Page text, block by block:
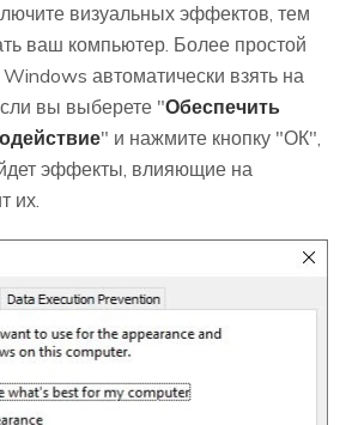
визуальных эффектов, тем
ваш компьютер. Более простой
автоматически взять на
вы выберете "Обеспечить
" и нажмите кнопку "ОК",
эффекты, влияющие на
их.